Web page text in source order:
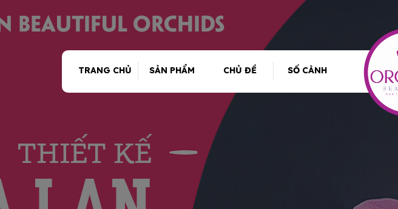
TRANG CHỦ SẢN PHẨM CHỦ ĐỀ SỐ CÀNH